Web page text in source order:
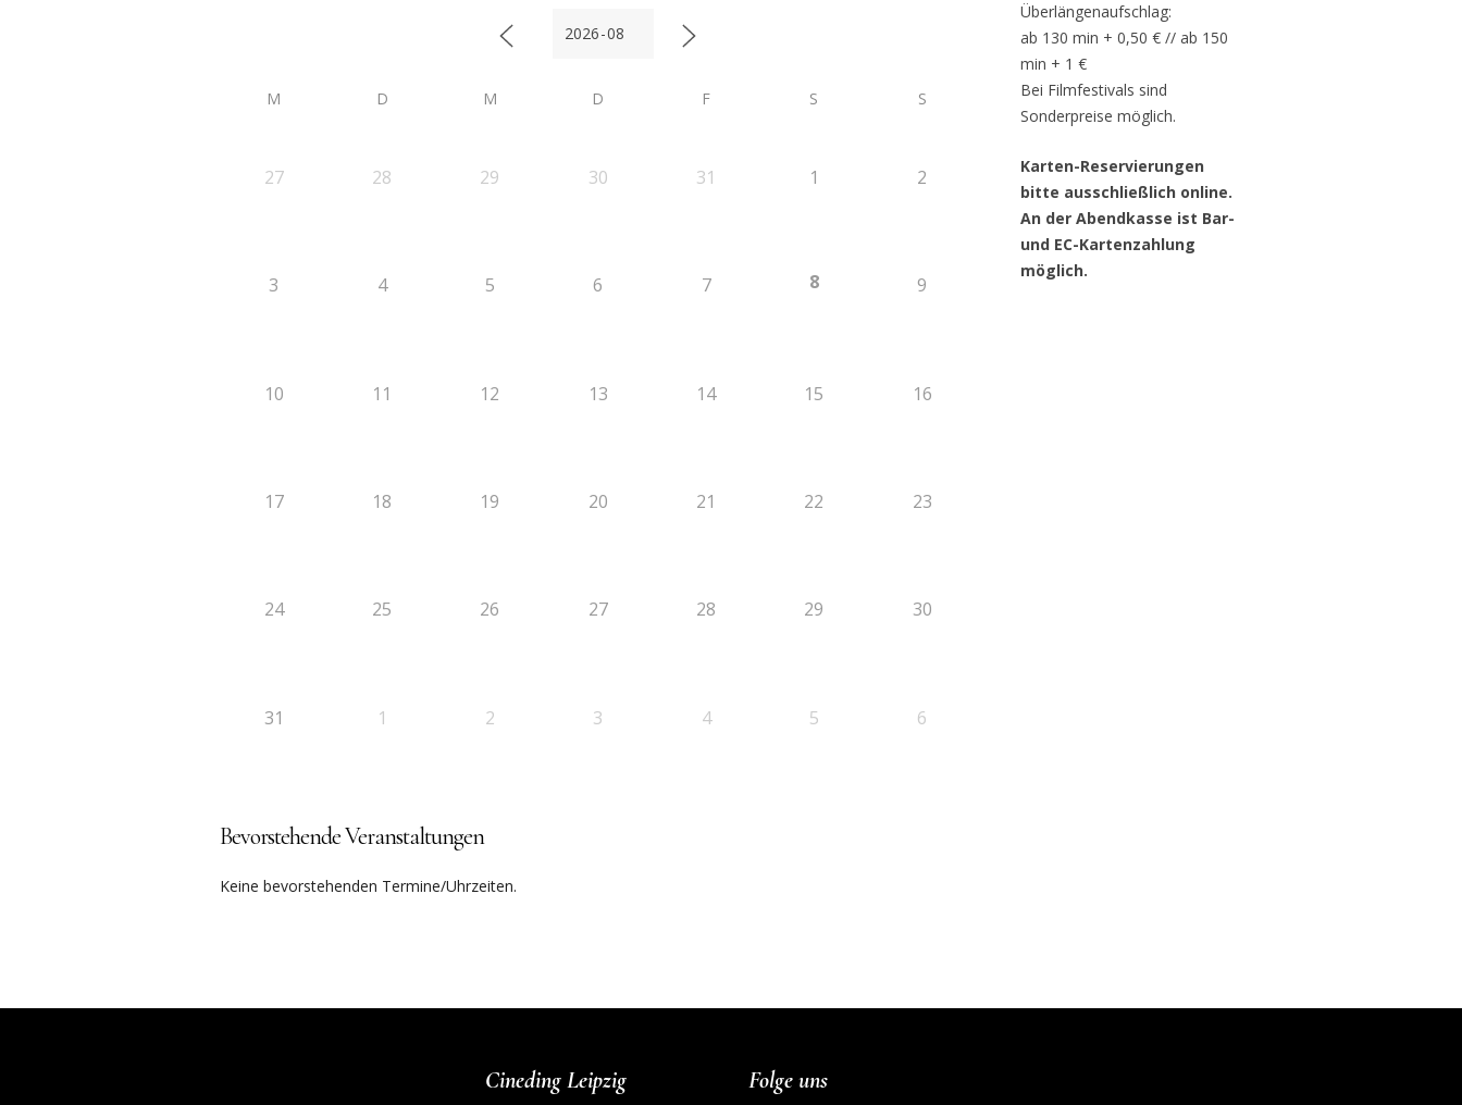
M D M D F S S
27 28 29 30 31 1 2
3 4 5 6 7 8 9
10 11 12 13 14 15 16
17 18 19 20 21 22 23
24 25 26 27 28 29 30
31 1 2 3 4 5 6
Bevorstehende Veranstaltungen
Keine bevorstehenden Termine/Uhrzeiten.
Überlängenaufschlag:
ab 130 min + 0,50 € // ab 150
min + 1 €
Bei Filmfestivals sind
Sonderpreise möglich.
Karten-Reservierungen
bitte ausschließlich online.
An der Abendkasse ist Bar-
und EC-Kartenzahlung
möglich.
Cineding Leipzig Folge uns